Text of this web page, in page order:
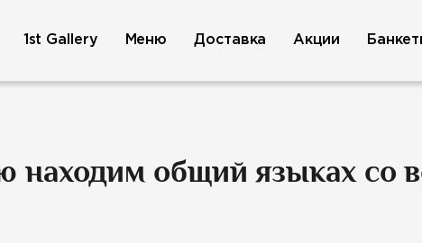
находим общий языках со
1st Gallery Доставка
Меню Акции